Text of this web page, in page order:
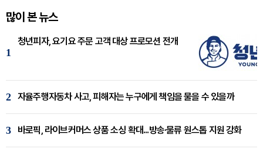
많이 본 뉴스
1
청년피자, 요기요 주문 고객 대상 프로모션 전개
2 자율주행자동차 사고, 피해자는 누구에게 책임을 물을 수 있을까
3 바로픽, 라이브커머스 상품 소싱 확대...방송·물류 원스톱 지원 강화